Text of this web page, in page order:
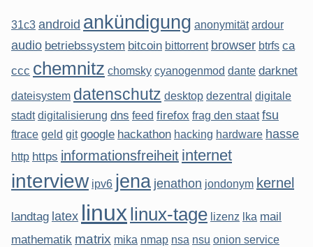
31c3 android ankündigung anonymität ardour
audio betriebssystem bitcoin bittorrent browser btrfs ca
ccc chemnitz chomsky cyanogenmod dante darknet
dateisystem datenschutz desktop dezentral digitale
stadt digitalisierung dns feed firefox frag den staat fsu
ftrace geld git google hackathon hacking hardware hasse
http https informationsfreiheit internet
interview ipv6 jena jenathon jondonym kernel
landtag latex linux linux-tage lizenz lka mail
mathematik matrix mika nmap nsa nsu onion service